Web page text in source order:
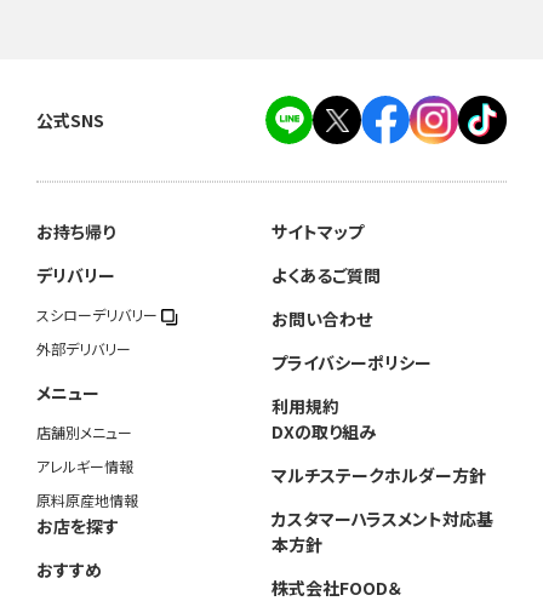
公式SNS
お持ち帰り
デリバリー
スシローデリバリー
外部デリバリー
メニュー
店舗別メニュー
アレルギー情報
原料原産地情報
お店を探す
おすすめ
サイトマップ
よくあるご質問
お問い合わせ
プライバシーポリシー
利用規約
DXの取り組み
マルチステークホルダー方針
カスタマーハラスメント対応基
本方針
株式会社FOOD＆